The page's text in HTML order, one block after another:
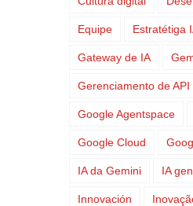
Equipe Estratétiga
Gateway de IA
Gerenciamento de API
Google Agentspace
Google Cloud
IA da Gemini IA
Innovación